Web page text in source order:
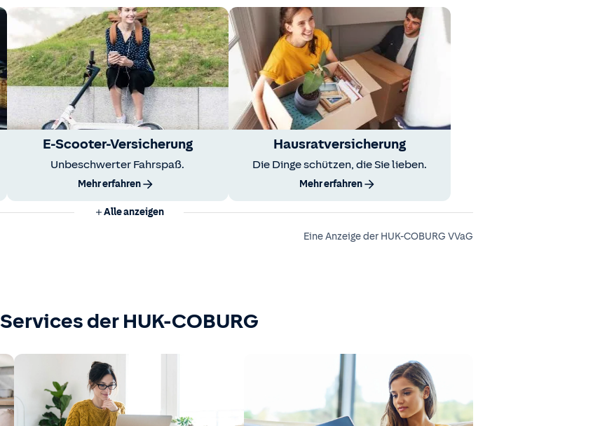
E-Scooter-Versicherung
Unbeschwerter Fahrspaß.
Mehr erfahren
Hausratversicherung
Die Dinge schützen, die Sie lieben.
Mehr erfahren
Alle anzeigen
Eine Anzeige der HUK-COBURG VVaG
Services der HUK-COBURG